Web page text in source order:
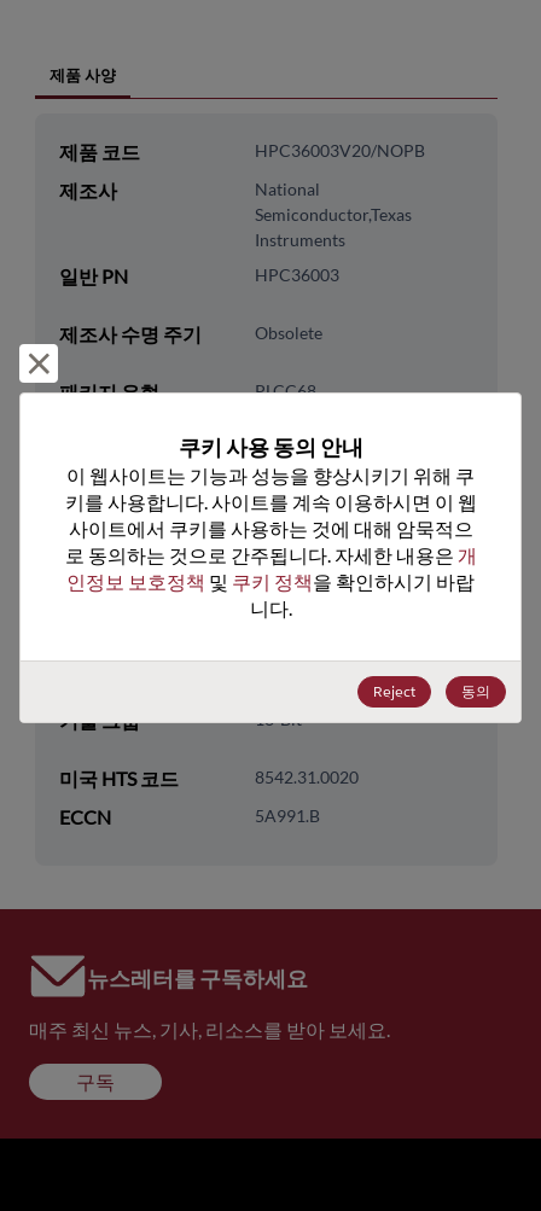
제품 사양
제품 코드 HPC36003V20/NOPB
제조사
National
Semiconductor,Texas
Instruments
일반 PN HPC36003
제조사 수명 주기 Obsolete
패키지 유형 PLCC68
ROHS 준수 Yes
리드프리 Yes
패키지 유형 Tube
패키지 수량 18
기술 그룹 16-Bit
미국 HTS 코드 8542.31.0020
ECCN 5A991.B
뉴스레터를 구독하세요
매주 최신 뉴스, 기사, 리소스를 받아 보세요.
구독
쿠키 사용 동의 안내
이 웹사이트는 기능과 성능을 향상시키기 위해 쿠
키를 사용합니다. 사이트를 계속 이용하시면 이 웹
사이트에서 쿠키를 사용하는 것에 대해 암묵적으
로 동의하는 것으로 간주됩니다. 자세한 내용은 개
인정보 보호정책 및 쿠키 정책을 확인하시기 바랍
니다.
Reject 동의